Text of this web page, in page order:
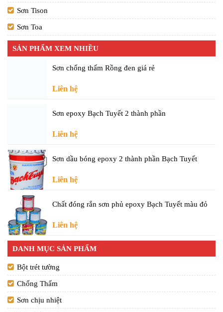
Sơn Tison
Sơn Toa
SẢN PHẨM XEM NHIỀU
Sơn chống thấm Rồng đen giá rẻ
Liên hệ
Sơn epoxy Bạch Tuyết 2 thành phần
Liên hệ
Sơn dầu bóng epoxy 2 thành phần Bạch Tuyết
Liên hệ
Chất đóng rắn sơn phủ epoxy Bạch Tuyết màu đỏ
Liên hệ
DANH MỤC SẢN PHẨM
Bột trét tường
Chống Thấm
Sơn chịu nhiệt